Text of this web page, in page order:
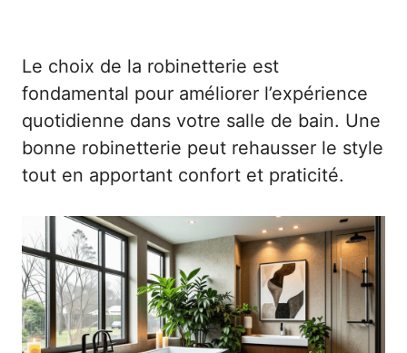
Le choix de la robinetterie est
fondamental pour améliorer l’expérience
quotidienne dans votre salle de bain. Une
bonne robinetterie peut rehausser le style
tout en apportant confort et praticité.